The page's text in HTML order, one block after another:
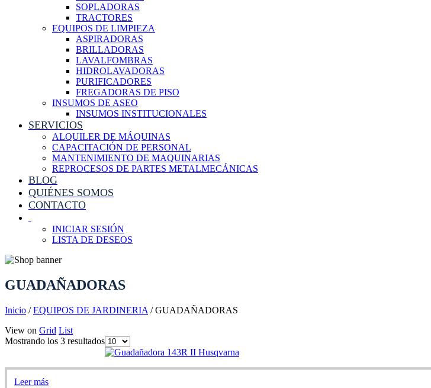
SOPLADORAS
TRACTORES
EQUIPOS DE LIMPIEZA
ASPIRADORAS
BRILLADORAS
LAVALFOMBRAS
HIDROLAVADORAS
PURIFICADORES
FREGADORAS DE PISO
INSUMOS DE ASEO
INSUMOS INSTITUCIONALES
SERVICIOS
ALQUILER DE MÁQUINAS
CAPACITACIÓN DE PERSONAL
MANTENIMIENTO DE MAQUINARIAS
REPROCESOS DE PARTES METALMECÁNICAS
BLOG
QUIÉNES SOMOS
CONTACTO
INICIAR SESIÓN
LISTA DE DESEOS
GUADAÑADORAS
Inicio / EQUIPOS DE JARDINERIA /GUADAÑADORAS
View on Grid List
Mostrando los 3 resultados
Leer más